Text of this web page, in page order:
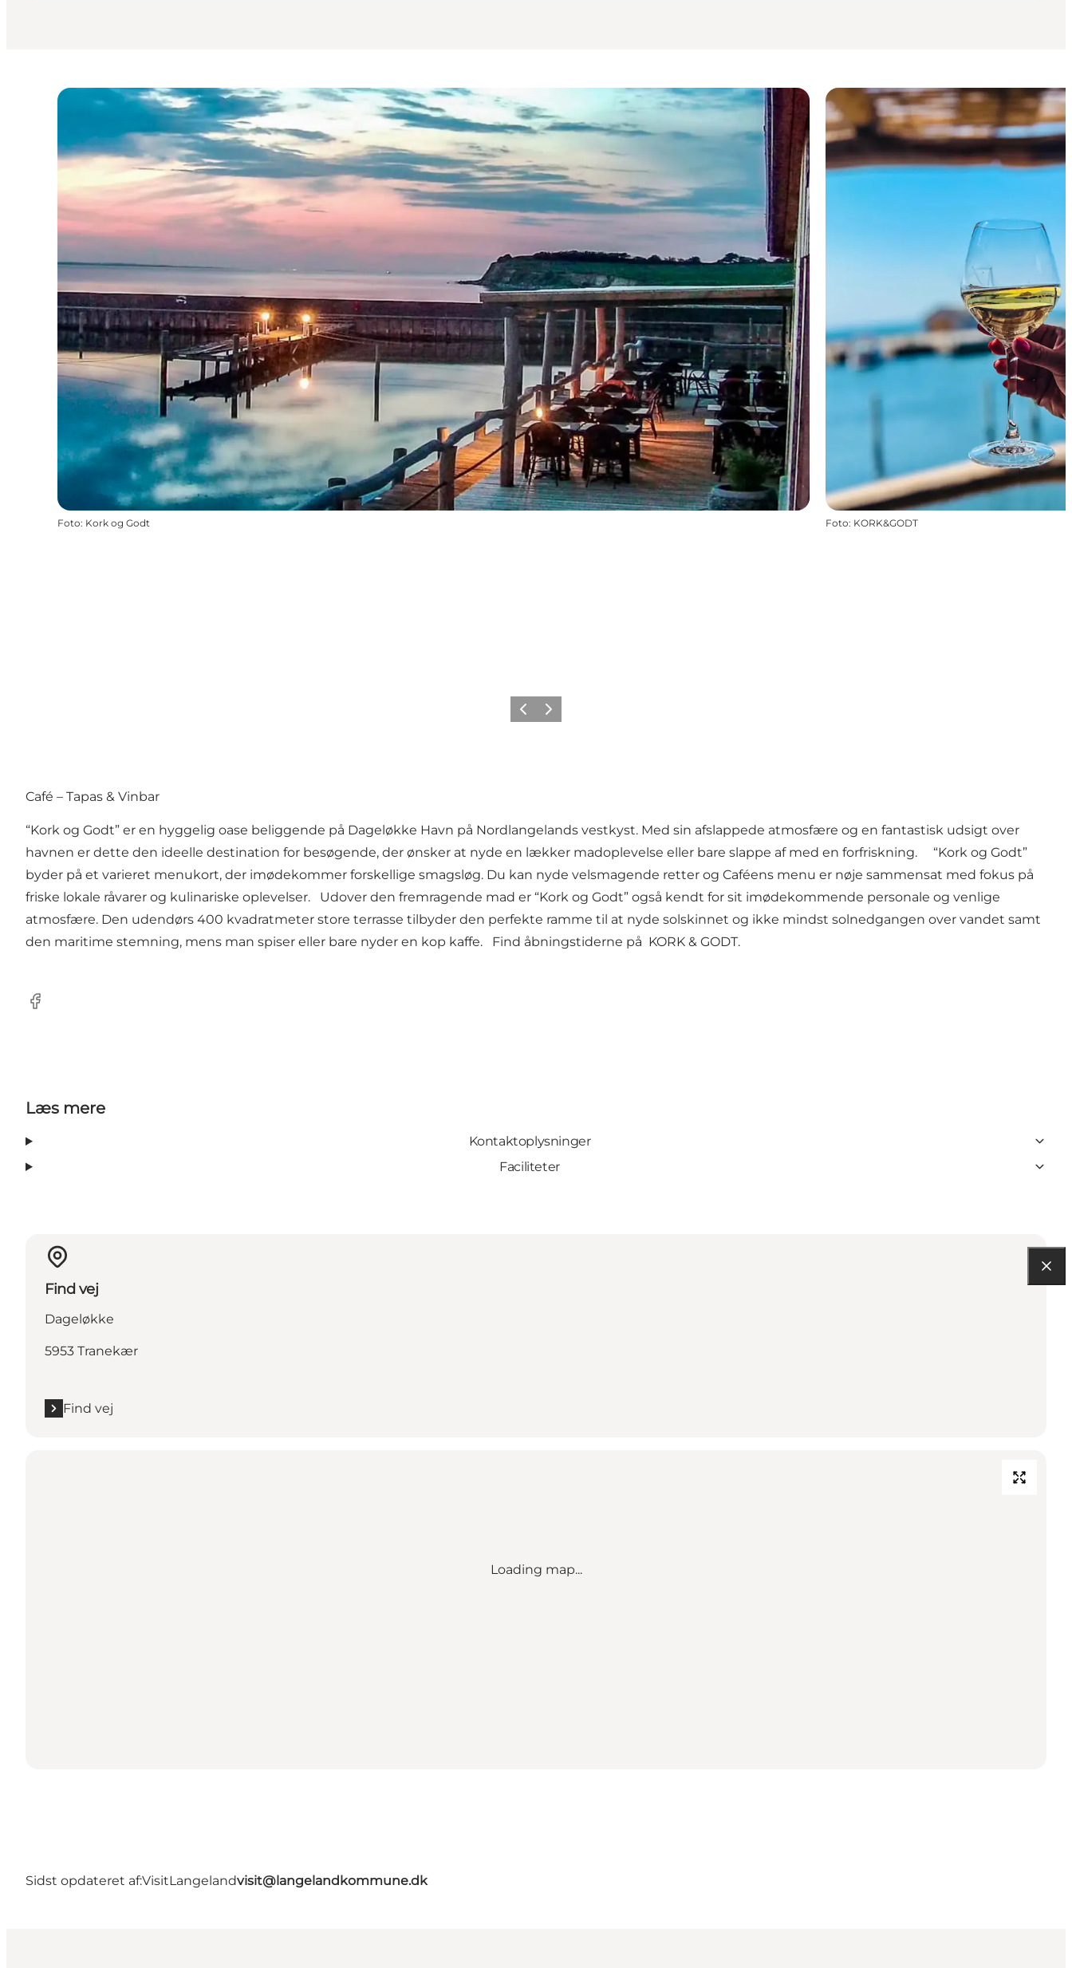
Foto: Kork og Godt Foto: KORK&GODT
ForrigeNæste
Café – Tapas & Vinbar
“Kork og Godt” er en hyggelig oase beliggende på Dageløkke Havn på Nordlangelands vestkyst. Med sin afslappede atmosfære og en fantastisk udsigt over
havnen er dette den ideelle destination for besøgende, der ønsker at nyde en lækker madoplevelse eller bare slappe af med en forfriskning. “Kork og Godt”
byder på et varieret menukort, der imødekommer forskellige smagsløg. Du kan nyde velsmagende retter og Caféens menu er nøje sammensat med fokus på
friske lokale råvarer og kulinariske oplevelser. Udover den fremragende mad er “Kork og Godt” også kendt for sit imødekommende personale og venlige
atmosfære. Den udendørs 400 kvadratmeter store terrasse tilbyder den perfekte ramme til at nyde solskinnet og ikke mindst solnedgangen over vandet samt
den maritime stemning, mens man spiser eller bare nyder en kop kaffe. Find åbningstiderne på KORK & GODT.
Facebook
Læs mere
Kontaktoplysninger
Faciliteter
Find vej
Dageløkke
5953 Tranekær
Find vej
Loading map...
Sidst opdateret af:VisitLangelandvisit@langelandkommune.dk